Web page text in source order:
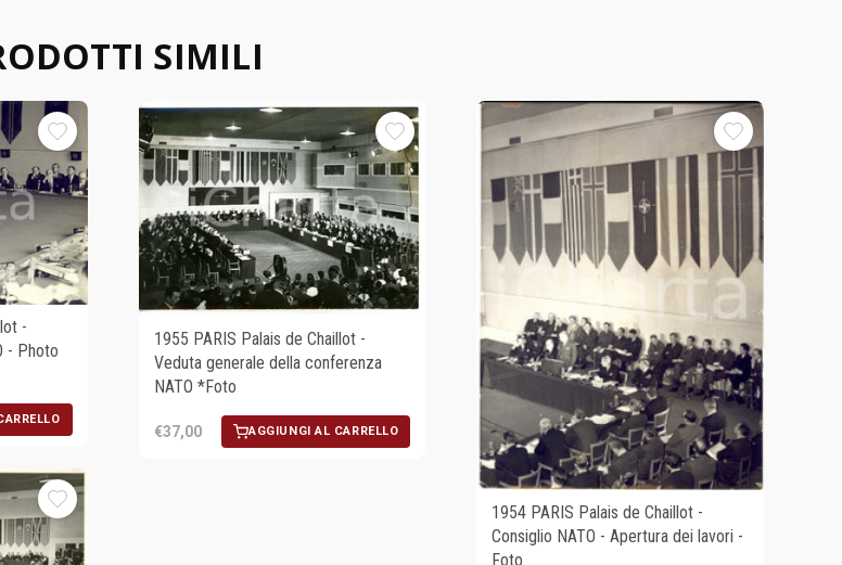
SIMILI
-
- Photo
1955 PARIS Palais de Chaillot -
Veduta generale della conferenza
NATO *Foto
€37,00 AGGIUNGI AL CARRELLO
1954 PARIS Palais de Chaillot -
Consiglio NATO - Apertura dei lavori -
Foto